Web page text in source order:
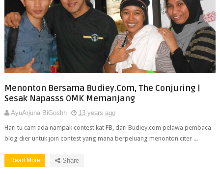
Menonton Bersama Budiey.Com, The Conjuring |
Sesak Napasss OMK Memanjang
AyuArjuna BiGoshh
13 years ago
Hari tu cam ada nampak contest kat FB, dari Budiey.com pelawa pembaca
blog dier untuk join contest yang mana berpeluang menonton citer ...
Read More Share